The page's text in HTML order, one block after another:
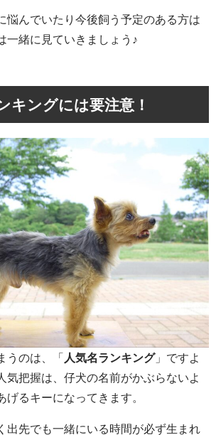
悩んでいたり今後飼う予定のある方は
一緒に見ていきましょう♪
キングには要注意！
うのは、「 人気名ランキング」ですよ
気把握は、仔犬の名前がかぶらないよ
げるキーになってきます。
出先でも一緒にいる時間が必ず生まれ